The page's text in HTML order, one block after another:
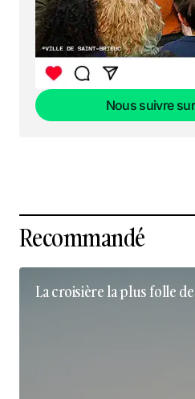
Nous suivre
Recommandé
La croisière la plus folle